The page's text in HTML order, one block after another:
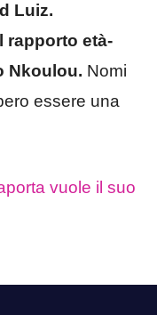
Luiz.
rapporto età-
Nkoulou. Nomi
essere una
vuole il suo